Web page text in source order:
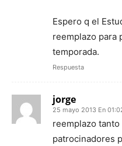
Espero q el
reemplazo para
temporada.
Respuesta
jorge
25 mayo 2013 En
reemplazo
patrocinadores